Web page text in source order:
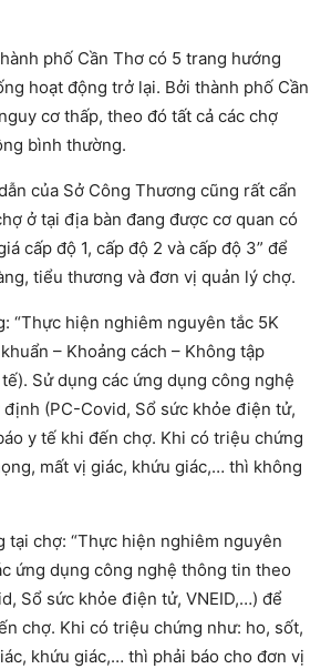
phố Cần Thơ có 5 trang hướng
hoạt động trở lại. Bởi thành phố Cần
cơ thấp, theo đó tất cả các chợ
bình thường.
của Sở Công Thương cũng rất cẩn
ở tại địa bàn đang được cơ quan có
cấp độ 1, cấp độ 2 và cấp độ 3” để
tiểu thương và đơn vị quản lý chợ.
“Thực hiện nghiêm nguyên tắc 5K
– Khoảng cách – Không tập
Sử dụng các ứng dụng công nghệ
(PC-Covid, Sổ sức khỏe điện tử,
y tế khi đến chợ. Khi có triệu chứng
mất vị giác, khứu giác,… thì không
chợ: “Thực hiện nghiêm nguyên
ứng dụng công nghệ thông tin theo
Sổ sức khỏe điện tử, VNEID,…) để
chợ. Khi có triệu chứng như: ho, sốt,
khứu giác,… thì phải báo cho đơn vị